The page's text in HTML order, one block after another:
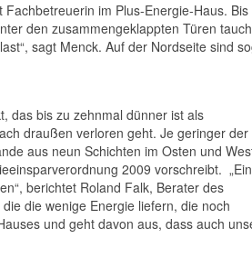
im Plus-Energie-Haus. Bis
den zusammengeklappten Türen
sagt Menck. Auf der Nordseite sind
das bis zu zehnmal dünner ist als
draußen verloren geht. Je geringer der
aus neun Schichten im Osten und
2009 vorschreibt. „Ein
berichtet Roland Falk, Berater des
die wenige Energie liefern, die noch
und geht davon aus, dass auch